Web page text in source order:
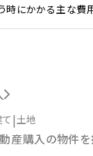
時にかかる主な費
土地
産購入の物件